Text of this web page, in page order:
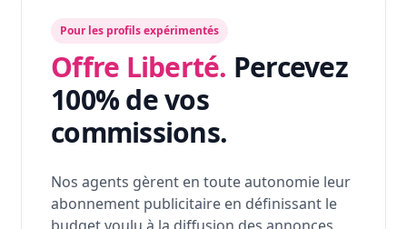
Pour les profils expérimentés
Offre Liberté. Percevez
100% de vos
commissions.
Nos agents gèrent en toute autonomie leur
abonnement publicitaire en définissant le